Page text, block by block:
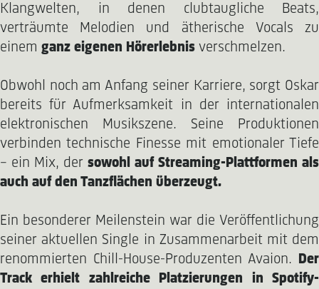
Klangwelten, in denen clubtaugliche Beats,
verträumte Melodien und ätherische Vocals zu
einem ganz eigenen Hörerlebnis verschmelzen.
Obwohl noch am Anfang seiner Karriere, sorgt Oskar
bereits für Aufmerksamkeit in der internationalen
elektronischen Musikszene. Seine Produktionen
verbinden technische Finesse mit emotionaler Tiefe
– ein Mix, der sowohl auf Streaming-Plattformen als
auch auf den Tanzflächen überzeugt.
Ein besonderer Meilenstein war die Veröffentlichung
seiner aktuellen Single in Zusammenarbeit mit dem
renommierten Chill-House-Produzenten Avaion.
Der
Track erhielt zahlreiche Platzierungen in Spotify-